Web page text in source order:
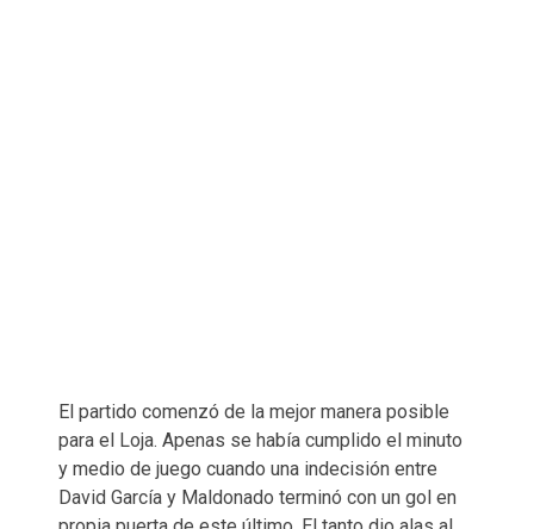
El partido comenzó de la mejor manera posible
para el Loja. Apenas se había cumplido el minuto
y medio de juego cuando una indecisión entre
David García y Maldonado terminó con un gol en